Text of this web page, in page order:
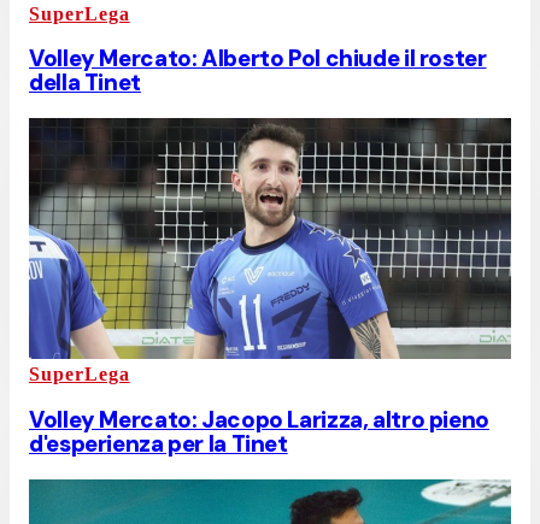
SuperLega
Volley Mercato: Alberto Pol chiude il roster
della Tinet
SuperLega
Volley Mercato: Jacopo Larizza, altro pieno
d'esperienza per la Tinet